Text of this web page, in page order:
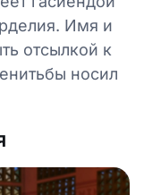
Имя и
отсылкой к
носил